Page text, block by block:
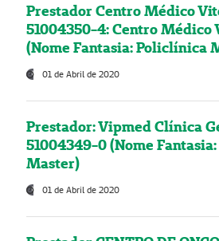
Prestador Centro Médico
51004350-4: Centro Médico
(Nome Fantasia: Policlínica
01 de Abril de 2020
Prestador: Vipmed Clínica
51004349-0 (Nome
Master)
01 de Abril de 2020